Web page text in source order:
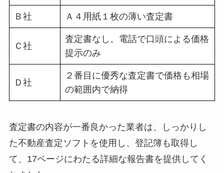
Ｂ社 Ａ４用紙１枚の薄い査定書
Ｃ社
査定書なし。電話で口頭による価格
提示のみ
Ｄ社
２番目に優秀な査定書で価格も相場
の範囲内で納得
査定書の内容が一番良かった業者は、しっかりし
た不動産査定ソフトを使用し、登記簿も取得し
て、17ページにわたる詳細な報告書を提供してく